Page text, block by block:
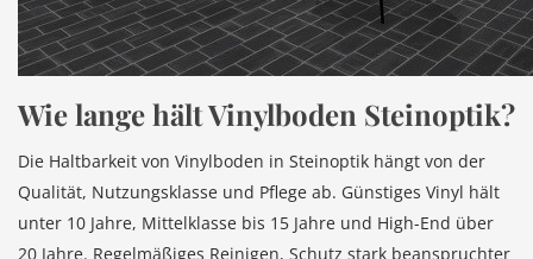
Wie lange hält Vinylboden Steinoptik?
Die Haltbarkeit von Vinylboden in Steinoptik hängt von der
Qualität, Nutzungsklasse und Pflege ab. Günstiges Vinyl hält
unter 10 Jahre, Mittelklasse bis 15 Jahre und High-End über
20 Jahre. Regelmäßiges Reinigen, Schutz stark beanspruchter